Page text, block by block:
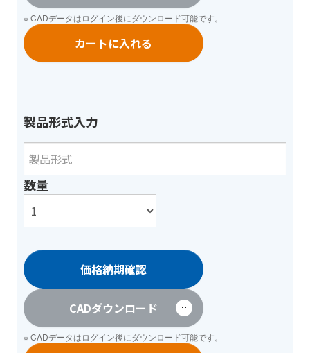
※ CADデータはログイン後にダウンロード可能です。
カートに入れる
製品形式入力
数量
価格納期確認
CADダウンロード
※ CADデータはログイン後にダウンロード可能です。